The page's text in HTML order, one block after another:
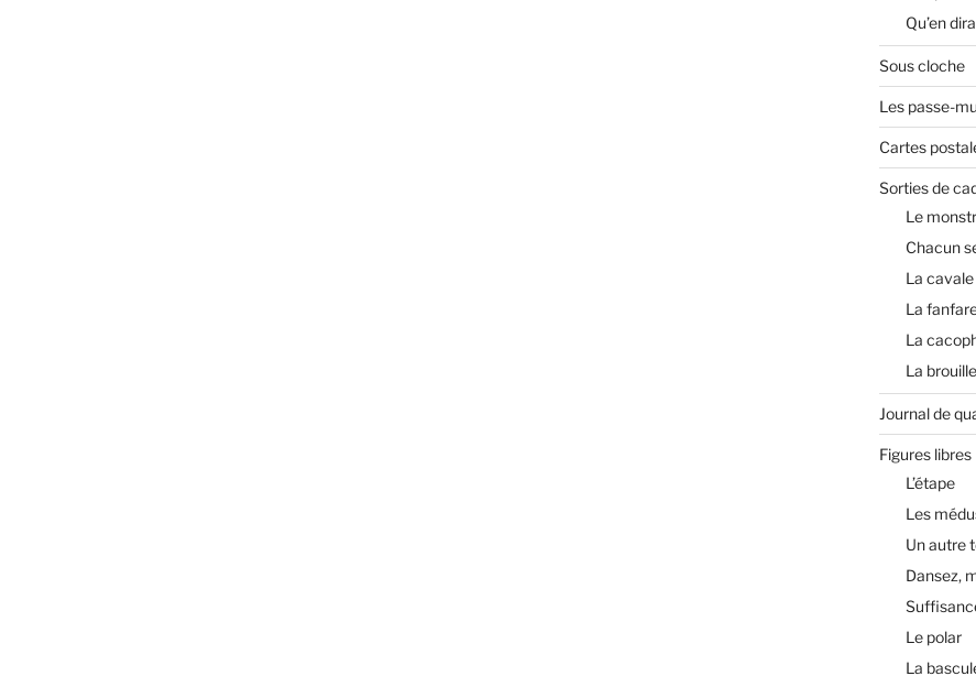
Qu’en
Sous cloche
Les passe-
Cartes
Sorties de
Le
Chacun
La
La
La
La brouille
Journal de
Figures libres
L’étape
Les
Un autre
Dansez,
Le polar
La